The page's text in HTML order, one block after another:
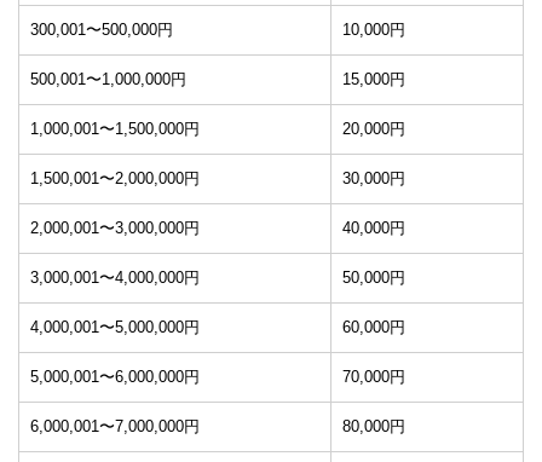
300,001〜500,000円 10,000円
500,001〜1,000,000円 15,000円
1,000,001〜1,500,000円 20,000円
1,500,001〜2,000,000円 30,000円
2,000,001〜3,000,000円 40,000円
3,000,001〜4,000,000円 50,000円
4,000,001〜5,000,000円 60,000円
5,000,001〜6,000,000円 70,000円
6,000,001〜7,000,000円 80,000円